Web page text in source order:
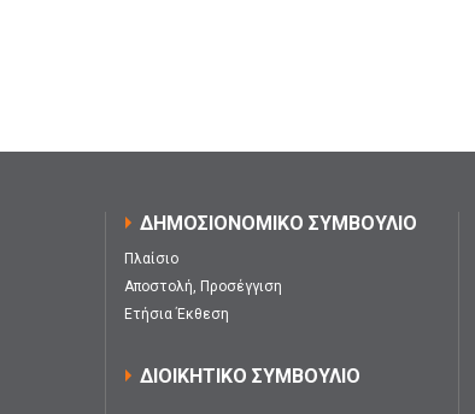
ΔΗΜΟΣΙΟΝΟΜΙΚΟ ΣΥΜΒΟΥΛΙΟ
Πλαίσιο
Αποστολή, Προσέγγιση
Ετήσια Έκθεση
ΔΙΟΙΚΗΤΙΚΟ ΣΥΜΒΟΥΛΙΟ